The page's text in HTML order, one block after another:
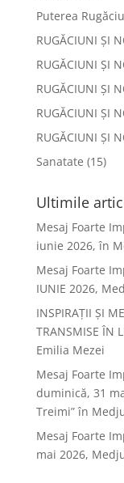
Puterea
RUGĂCIUNI ȘI
RUGĂCIUNI ȘI
RUGĂCIUNI ȘI
RUGĂCIUNI ȘI
RUGĂCIUNI ȘI
Sanatate (15)
Ultimile
Mesaj Foarte
iunie 2026, în
Mesaj Foarte
IUNIE 2026,
INSPIRAȚII ȘI
TRANSMISE ÎN
Emilia Mezei
Mesaj Foarte
duminică, 31
Treimi” în
Mesaj Foarte
mai 2026,